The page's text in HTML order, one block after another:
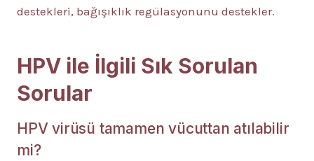
destekleri, bağışıklık regülasyonunu destekler.
HPV ile İlgili Sık Sorulan
Sorular
HPV virüsü tamamen vücuttan atılabilir
mi?